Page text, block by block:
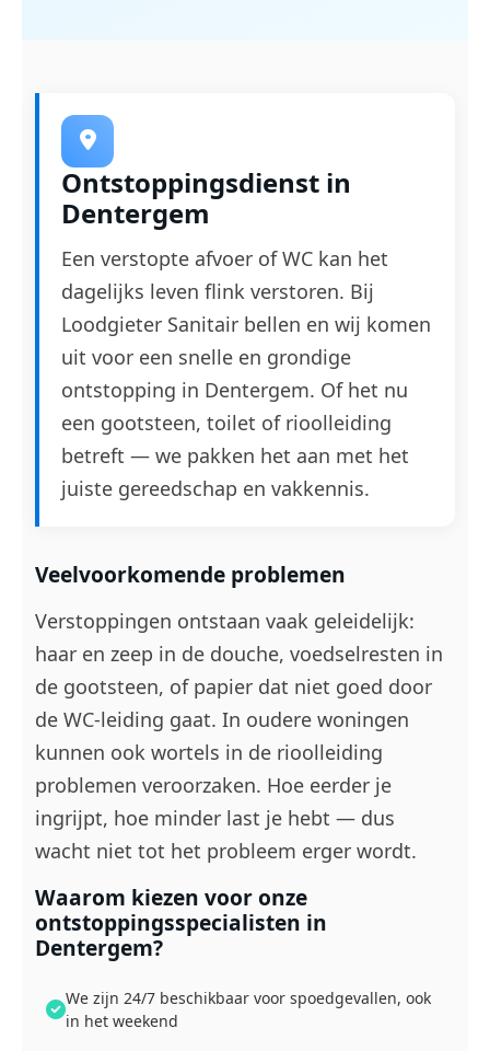
Ontstoppingsdienst in
Dentergem
Een verstopte afvoer of WC kan het
dagelijks leven flink verstoren. Bij
Loodgieter Sanitair bellen en wij komen
uit voor een snelle en grondige
ontstopping in Dentergem. Of het nu
een gootsteen, toilet of rioolleiding
betreft — we pakken het aan met het
juiste gereedschap en vakkennis.
Veelvoorkomende problemen
Verstoppingen ontstaan vaak geleidelijk:
haar en zeep in de douche, voedselresten in
de gootsteen, of papier dat niet goed door
de WC-leiding gaat. In oudere woningen
kunnen ook wortels in de rioolleiding
problemen veroorzaken. Hoe eerder je
ingrijpt, hoe minder last je hebt — dus
wacht niet tot het probleem erger wordt.
Waarom kiezen voor onze
ontstoppingsspecialisten in
Dentergem?
We zijn 24/7 beschikbaar voor spoedgevallen, ook
in het weekend